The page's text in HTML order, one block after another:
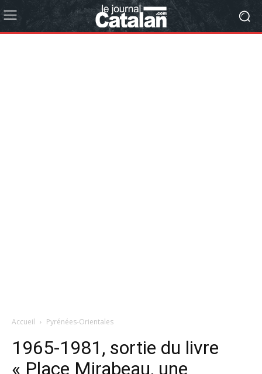
Accueil Pyrénées-Orientales
1965-1981, sortie du livre
« Place Mirabeau, une